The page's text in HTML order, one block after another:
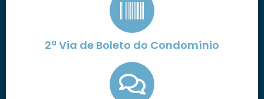
2ª Via de Boleto do Condomínio